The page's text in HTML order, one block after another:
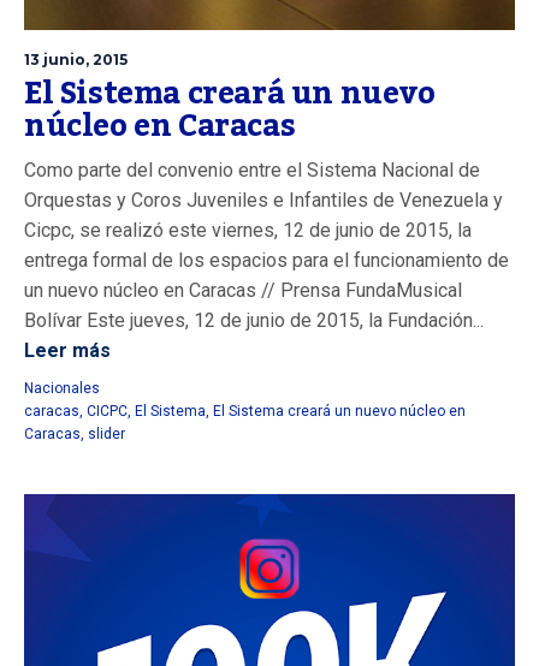
13 junio, 2015
El Sistema creará un nuevo
núcleo en Caracas
Como parte del convenio entre el Sistema Nacional de
Orquestas y Coros Juveniles e Infantiles de Venezuela y
Cicpc, se realizó este viernes, 12 de junio de 2015, la
entrega formal de los espacios para el funcionamiento de
un nuevo núcleo en Caracas // Prensa FundaMusical
Bolívar Este jueves, 12 de junio de 2015, la Fundación...
Leer más
Nacionales
caracas, CICPC, El Sistema, El Sistema creará un nuevo núcleo en
Caracas, slider